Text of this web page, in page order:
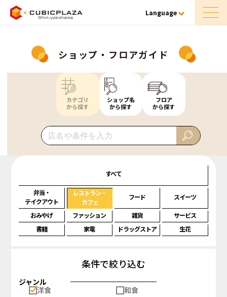
Language
ショップ・フロアガイド
カテゴリ
から探す
ショップ名
から探す
フロア
から探す
すべて
弁当・
テイクアウト
レストラン・
カフェ
フード スイーツ
おみやげ ファッション 雑貨
サービス
書籍
家電 ドラッグストア 生花
条件で絞り込む
ジャンル
洋食
和食